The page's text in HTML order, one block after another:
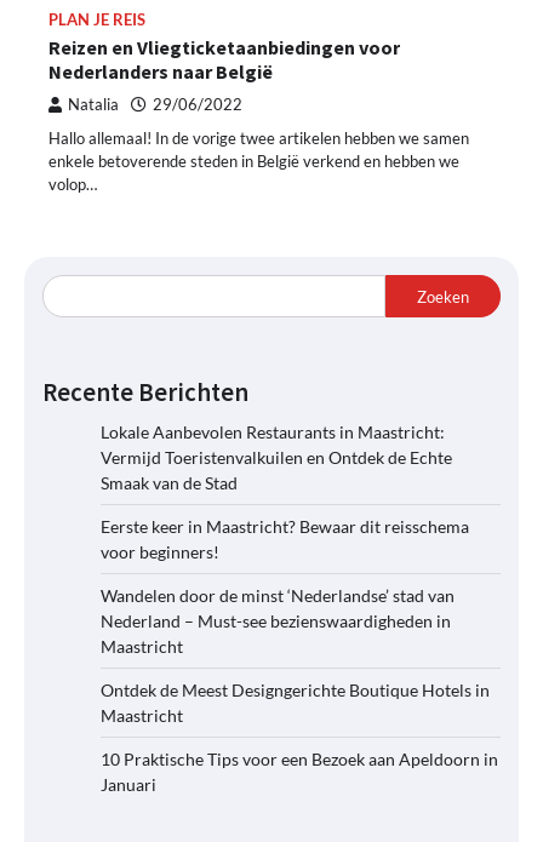
PLAN JE REIS
Reizen en Vliegticketaanbiedingen voor
Nederlanders naar België
Natalia 29/06/2022
Hallo allemaal! In de vorige twee artikelen hebben we samen
enkele betoverende steden in België verkend en hebben we
volop…
Zoeken
Recente Berichten
Lokale Aanbevolen Restaurants in Maastricht:
Vermijd Toeristenvalkuilen en Ontdek de Echte
Smaak van de Stad
Eerste keer in Maastricht? Bewaar dit reisschema
voor beginners!
Wandelen door de minst ‘Nederlandse’ stad van
Nederland – Must-see bezienswaardigheden in
Maastricht
Ontdek de Meest Designgerichte Boutique Hotels in
Maastricht
10 Praktische Tips voor een Bezoek aan Apeldoorn in
Januari